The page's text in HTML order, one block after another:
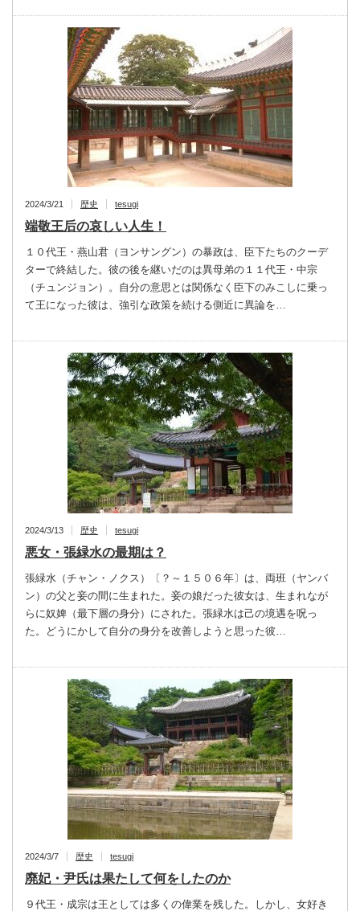
2024/3/21 歴史 tesugi
端敬王后の哀しい人生！
１０代王・燕山君（ヨンサングン）の暴政は、臣下たちのクーデ
ターで終結した。彼の後を継いだのは異母弟の１１代王・中宗
（チュンジョン）。自分の意思とは関係なく臣下のみこしに乗っ
て王になった彼は、強引な政策を続ける側近に異論を…
2024/3/13 歴史 tesugi
悪女・張緑水の最期は？
張緑水（チャン・ノクス）〔？～１５０６年〕は、両班（ヤンバ
ン）の父と妾の間に生まれた。妾の娘だった彼女は、生まれなが
らに奴婢（最下層の身分）にされた。張緑水は己の境遇を呪っ
た。どうにかして自分の身分を改善しようと思った彼…
2024/3/7 歴史 tesugi
廃妃・尹氏は果たして何をしたのか
９代王・成宗は王としては多くの偉業を残した。しかし、女好き